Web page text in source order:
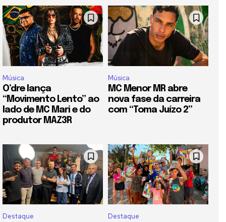
Música
O’dre lança
“Movimento Lento” ao
lado de MC Mari e do
produtor MAZ3R
Música
MC Menor MR abre
nova fase da carreira
com “Toma Juízo 2”
Destaque Destaque